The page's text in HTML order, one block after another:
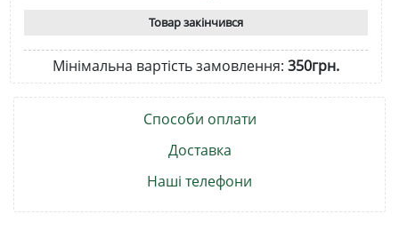
Товар закінчився
Мінімальна вартість замовлення: 350грн.
Способи оплати
Доставка
Наші телефони